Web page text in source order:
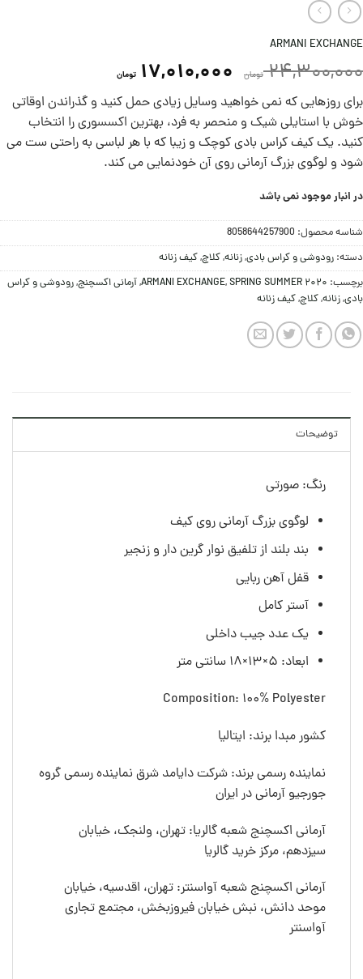
ARMANI EXCHANGE
24,300,000 تومان 17,010,000 تومان
برای روزهایی که نمی خواهید وسایل زیادی حمل کنید و گذراندن اوقاتی
خوش با استایلی شیک و منحصر به فرد، بهترین اکسسوری را انتخاب
کنید. یک کیف کراس بادی کوچک و زیبا که با هر لباسی به راحتی ست می
شود و لوگوی بزرگ آرمانی روی آن خودنمایی می کند.
در انبار موجود نمی باشد
شناسه محصول: 8058644257900
دسته: رودوشی و کراس بادی,زنانه,کلاچ,کیف زنانه
برچسب:
ARMANI EXCHANGE,SPRING SUMMER 2020
,آرمانی اکسچنج,رودوشی و کراس
بادی,زنانه,کلاچ,کیف زنانه
توضیحات
رنگ: صورتی
لوگوی بزرگ آرمانی روی کیف
بند بلند از تلفیق نوار گرین دار و زنجیر
قفل آهن ربایی
آستر کامل
یک عدد جیب داخلی
ابعاد: 5×13×18 سانتی متر
Composition: 100% Polyester
کشور مبدا برند: ایتالیا
نماینده رسمی برند: شرکت دایامد شرق نماینده رسمی گروه
جورجیو آرمانی در ایران
آرمانی اکسچنج شعبه گالریا: تهران، ولنجک، خیابان
سیزدهم، مرکز خرید گالریا
آرمانی اکسچنج شعبه آواسنتر: تهران، اقدسیه، خیابان
موحد دانش، نبش خیابان فیروزبخش، مجتمع تجاری
آواسنتر